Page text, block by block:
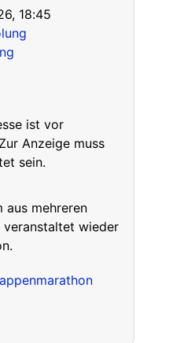
18:45
ist vor
Anzeige muss
sein.
aus mehreren
veranstaltet wieder